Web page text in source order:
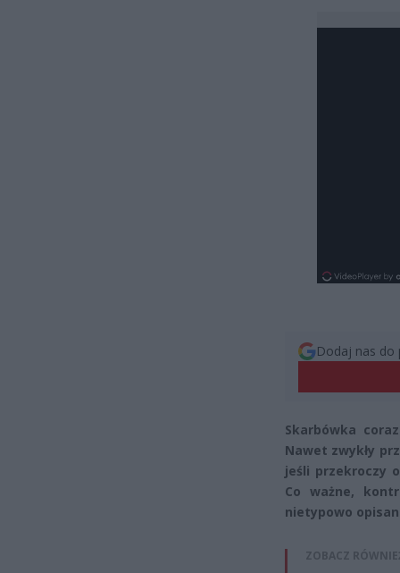
Dodaj nas do
Skarbówka
Nawet zwykły
jeśli przekroczy
Co ważne,
nietypowo
ZOBACZ